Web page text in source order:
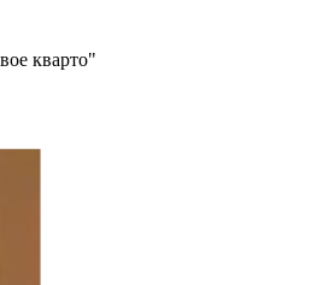
кварто"